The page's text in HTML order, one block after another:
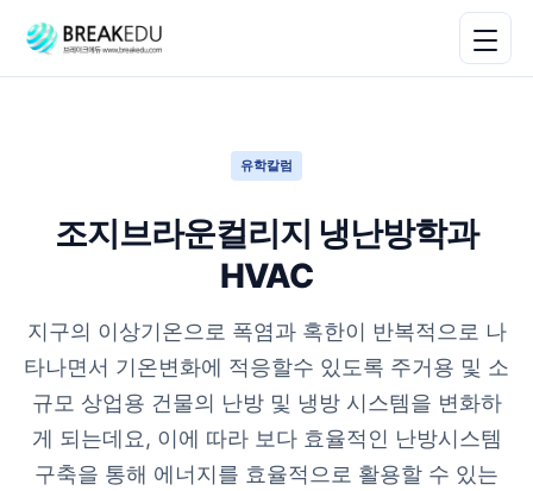
유학칼럼
조지브라운컬리지 냉난방학과
HVAC
지구의 이상기온으로 폭염과 혹한이 반복적으로 나
타나면서 기온변화에 적응할수 있도록 주거용 및 소
규모 상업용 건물의 난방 및 냉방 시스템을 변화하
게 되는데요, 이에 따라 보다 효율적인 난방시스템
구축을 통해 에너지를 효율적으로 활용할 수 있는